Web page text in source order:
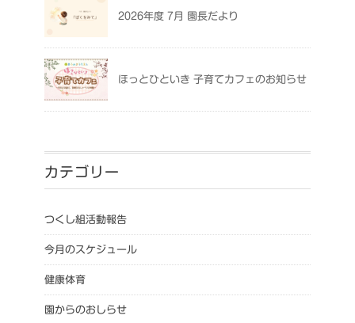
2026年度 7月 園長だより
ほっとひといき 子育てカフェのお知らせ
カテゴリー
つくし組活動報告
今月のスケジュール
健康体育
園からのおしらせ